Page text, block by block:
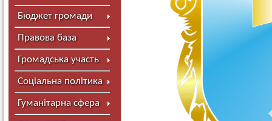
Бюджет громади
Правова база
Громадська участь
Соціальна політика
Гуманітарна сфера